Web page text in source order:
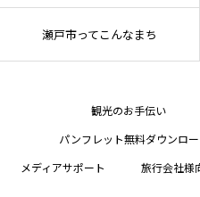
瀬戸市ってこんなまち
観光のお手伝い
パンフレット無料ダウンロ
メディアサポート
旅行会社様